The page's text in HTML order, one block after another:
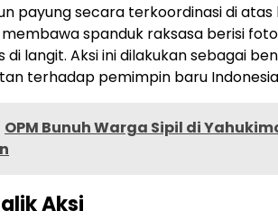
payung secara terkoordinasi di atas
spanduk raksasa berisi
langit. Aksi ini dilakukan sebagai
terhadap pemimpin baru
OPM Bunuh Warga Sipil di
Aksi